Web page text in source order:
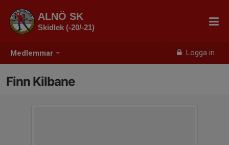
Medlemmar Logga in
ALNÖ SK
Skidlek (-20/-21)
Finn Kilbane